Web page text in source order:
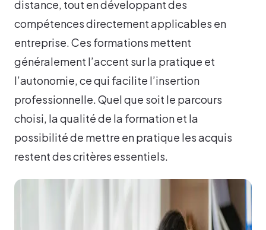
distance, tout en développant des
compétences directement applicables en
entreprise. Ces formations mettent
généralement l’accent sur la pratique et
l’autonomie, ce qui facilite l’insertion
professionnelle. Quel que soit le parcours
choisi, la qualité de la formation et la
possibilité de mettre en pratique les acquis
restent des critères essentiels.